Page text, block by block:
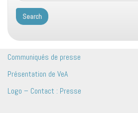
Communiqués de presse
Présentation de VeA
Logo – Contact : Presse